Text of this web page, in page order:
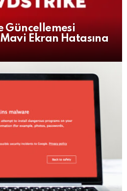
Güncellemesi
Ekran Hatasına